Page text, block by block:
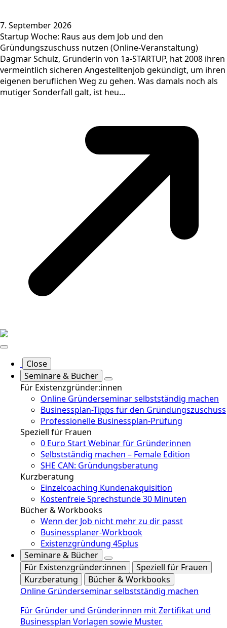
7. September 2026
Startup Woche: Raus aus dem Job und den
Gründungszuschuss nutzen (Online-Veranstaltung)
Dagmar Schulz, Gründerin von 1a-STARTUP, hat 2008 ihren
vermeintlich sicheren Angestelltenjob gekündigt, um ihren
eigenen beruflichen Weg zu gehen. Was damals noch als
mutiger Sonderfall galt, ist heu...
Close
Seminare & Bücher
Für Existenzgründer:innen
Online Gründerseminar selbstständig machen
Businessplan-Tipps für den Gründungszuschuss
Professionelle Businessplan-Prüfung
Speziell für Frauen
0 Euro Start Webinar für Gründerinnen
Selbstständig machen – Female Edition
SHE CAN: Gründungsberatung
Kurzberatung
Einzelcoaching Kundenakquisition
Kostenfreie Sprechstunde 30 Minuten
Bücher & Workbooks
Wenn der Job nicht mehr zu dir passt
Businessplaner-Workbook
Existenzgründung 45plus
Seminare & Bücher
Für Existenzgründer:innen
Speziell für Frauen
Kurzberatung
Bücher & Workbooks
Online Gründerseminar selbstständig machen
Für Gründer und Gründerinnen mit Zertifikat und
Businessplan Vorlagen sowie Muster.